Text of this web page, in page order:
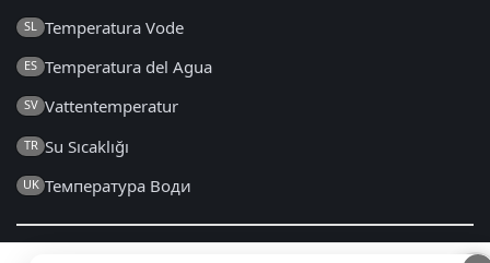
SL Temperatura Vode
ES Temperatura del Agua
SV Vattentemperatur
TR Su Sıcaklığı
UK Температура Води